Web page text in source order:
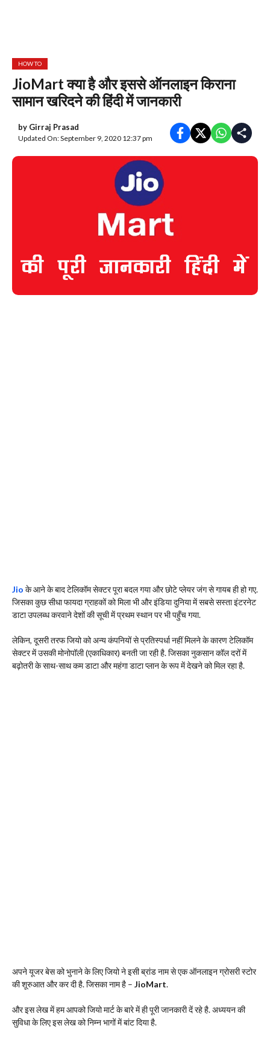
HOW TO
JioMart क्या है और इससे ऑनलाइन किराना
सामान खरिदने की हिंदी में जानकारी
by Girraj Prasad
Updated On: September 9, 2020 12:37 pm
Jio के आने के बाद टेलिकॉम सेक्टर पूरा बदल गया और छोटे प्लेयर जंग से गायब ही हो गए.
जिसका कुछ सीधा फायदा ग्राहकों को मिला भी और इंडिया दुनिया में सबसे सस्ता इंटरनेट
डाटा उपलब्ध करवाने देशों की सूची में प्रथम स्थान पर भी पहुँच गया.
लेकिन, दूसरी तरफ जियो को अन्य कंपनियों से प्रतिस्पर्धा नहीं मिलने के कारण टेलिकॉम
सेक्टर में उसकी मोनोपॉली (एकाधिकार) बनती जा रही है. जिसका नुकसान कॉल दरों में
बढ़ोतरी के साथ-साथ कम डाटा और महंगा डाटा प्लान के रूप में देखने को मिल रहा है.
अपने यूजर बेस को भुनाने के लिए जियो ने इसी ब्रांड नाम से एक ऑनलाइन ग्रोसरी स्टोर
की शूरुआत और कर दी है. जिसका नाम है – JioMart.
और इस लेख में हम आपको जियो मार्ट के बारे में ही पूरी जानकारी दें रहे है. अध्ययन की
सुविधा के लिए इस लेख को निम्न भागों में बांट दिया है.